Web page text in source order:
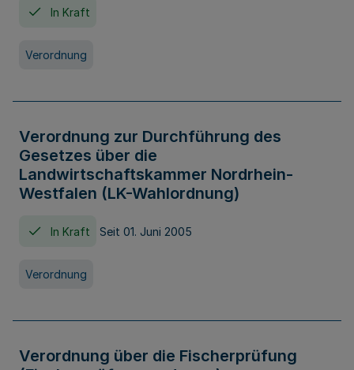
In Kraft
Verordnung
Verordnung zur Durchführung des
Gesetzes über die
Landwirtschaftskammer Nordrhein-
Westfalen (LK-Wahlordnung)
In Kraft Seit 01. Juni 2005
Verordnung
Verordnung über die Fischerprüfung